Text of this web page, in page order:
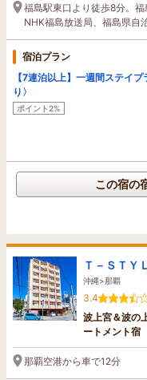
福島駅東口より徒歩8分。
NHK福島放送局、福島県自
宿泊プラン
【7連泊以上】一週間ステイ
り〉
ポイント2%
この宿の
Ｔ－ＳＴＹ
沖縄>那覇
3.4
波上宮＆波の
ートメント宿
那覇空港から車で12分